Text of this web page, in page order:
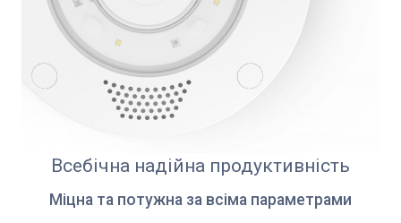
Всебічна надійна продуктивність
Міцна та потужна за всіма параметрами